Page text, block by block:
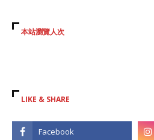
本站瀏覽人次
LIKE & SHARE